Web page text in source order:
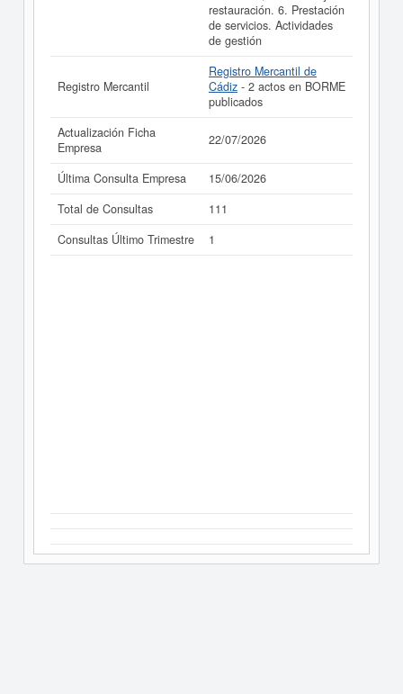
restauración. 6. Prestación
de servicios. Actividades
de gestión
Registro Mercantil
Registro Mercantil de
Cádiz - 2 actos en BORME
publicados
Actualización Ficha
Empresa
22/07/2026
Última Consulta Empresa
15/06/2026
Total de Consultas
111
Consultas Último Trimestre
1